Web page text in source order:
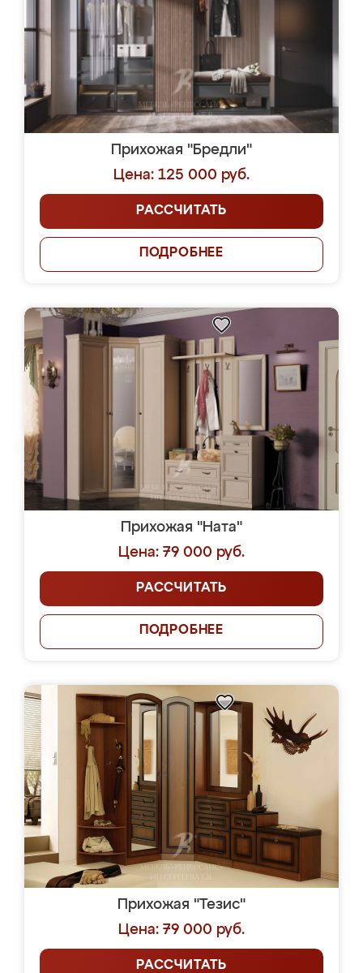
Прихожая "Бредли"
Цена: 125 000 руб.
РАССЧИТАТЬ
ПОДРОБНЕЕ
Прихожая "Ната"
Цена: 79 000 руб.
РАССЧИТАТЬ
ПОДРОБНЕЕ
Прихожая "Тезис"
Цена: 79 000 руб.
РАССЧИТАТЬ